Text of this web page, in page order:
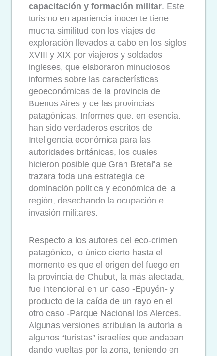
capacitación y formación militar. Este
turismo en apariencia inocente tiene
mucha similitud con los viajes de
exploración llevados a cabo en los siglos
XVIII y XIX por viajeros y soldados
ingleses, que elaboraron minuciosos
informes sobre las características
geoeconómicas de la provincia de
Buenos Aires y de las provincias
patagónicas. Informes que, en esencia,
han sido verdaderos escritos de
Inteligencia económica para las
autoridades británicas, los cuales
hicieron posible que Gran Bretaña se
trazara toda una estrategia de
dominación política y económica de la
región, desechando la ocupación e
invasión militares.
Respecto a los autores del eco-crimen
patagónico, lo único cierto hasta el
momento es que el origen del fuego en
la provincia de Chubut, la más afectada,
fue intencional en un caso -Epuyén- y
producto de la caída de un rayo en el
otro caso -Parque Nacional los Alerces.
Algunas versiones atribuían la autoría a
algunos “turistas” israelíes que andaban
dando vueltas por la zona, teniendo en